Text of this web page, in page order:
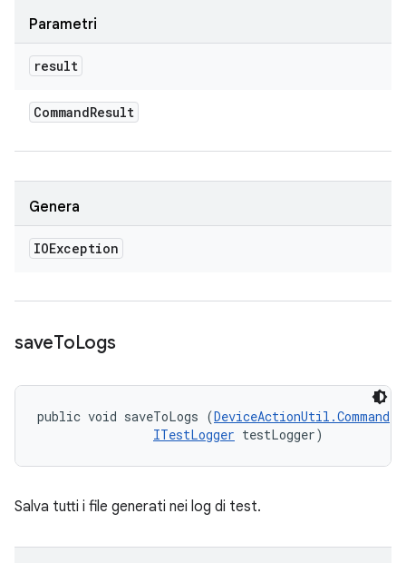
Parametri
result
CommandResult
Genera
IOException
saveToLogs
public void saveToLogs (DeviceActionUtil.Command
ITestLogger testLogger)
Salva tutti i file generati nei log di test.